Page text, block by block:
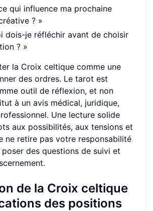
qui influence ma prochaine
? »
dois-je réfléchir avant de choisir
? »
la Croix celtique comme une
des ordres. Le tarot est
outil de réflexion, et non
à un avis médical, juridique,
Une lecture solide
aux possibilités, aux tensions et
ne retire pas votre responsabilité
des questions de suivi et
de la Croix celtique
des positions